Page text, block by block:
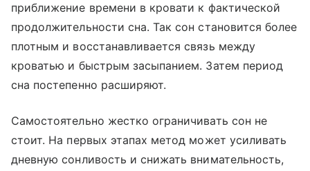
приближение времени в кровати к фактической
продолжительности сна. Так сон становится более
плотным и восстанавливается связь между
кроватью и быстрым засыпанием. Затем период
сна постепенно расширяют.
Самостоятельно жестко ограничивать сон не
стоит. На первых этапах метод может усиливать
дневную сонливость и снижать внимательность,